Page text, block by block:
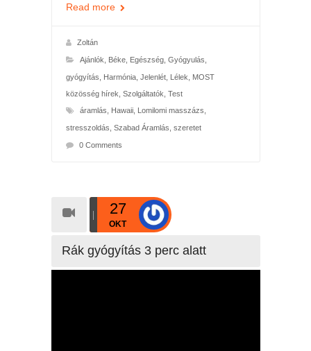
Read more
Zoltán
Ajánlók Béke, Egészség, Gyógyulás,
gyógyítás Harmónia, Jelenlét, Lélek
MOST
közösség hírek Szolgáltatók Test
áramlás
Hawaii, Lomilomi masszázs
stresszoldás Szabad Áramlás szeretet
0 Comments
27
OKT
Rák gyógyítás 3 perc alatt